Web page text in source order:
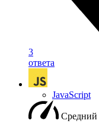
3
ответа
JavaScript
Средний